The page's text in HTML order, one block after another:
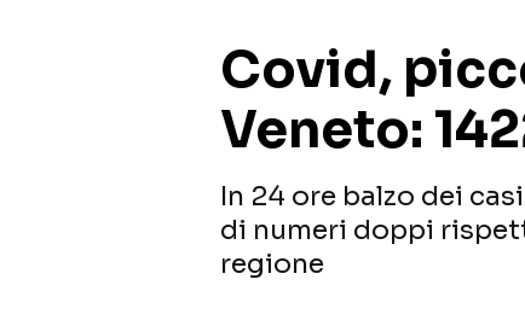
Covid,
Veneto:
In 24 ore balzo dei
di numeri doppi
regione